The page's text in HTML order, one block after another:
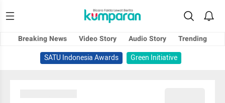
Breaking News Video Story Audio Story
Trending
SATU Indonesia Awards
Green Initiative